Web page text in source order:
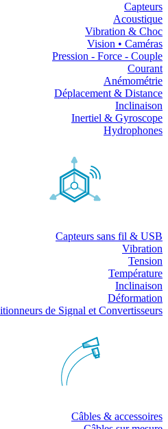
Capteurs
Acoustique
Vibration & Choc
Vision • Caméras
Pression - Force - Couple
Courant
Anémométrie
Déplacement & Distance
Inclinaison
Inertiel & Gyroscope
Hydrophones
Capteurs sans fil & USB
Vibration
Tension
Température
Inclinaison
Déformation
de Signal et Convertisseurs
Câbles & accessoires